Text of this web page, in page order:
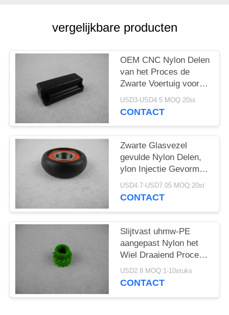
POLICYvergelijkbare producten
OEM CNC Nylon Delen
van het Proces de
Zwarte Voertuig voor
Multicopter-
wapensschuiven
USD3-USD4.5 MOQ:20st
CONTACT
Zwarte Glasvezel
gevulde Nylon Delen,
ylon Injectie Gevormd
Kogellagerwiel
USD4.7-USD7.05 MOQ:20st
CONTACT
Slijtvast uhmw-PE
aangepast Nylon het
Wiel Draaiend Proces
van het Delentoestel
USD2.8 MOQ:1-10stuks
CONTACT